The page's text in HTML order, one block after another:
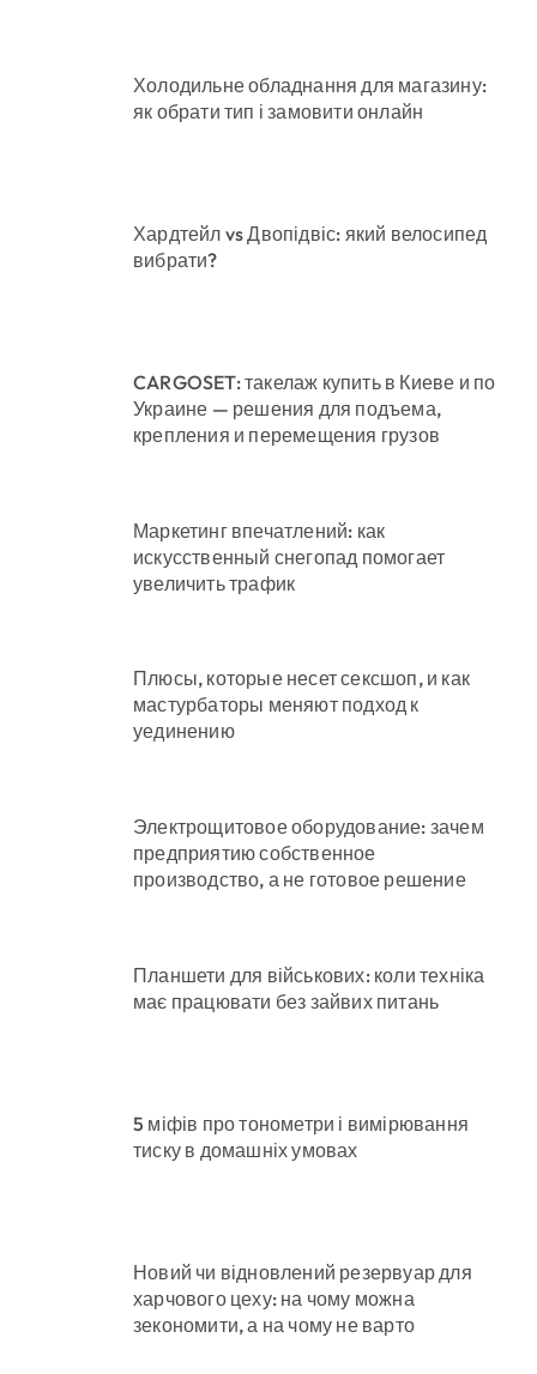
Холодильне обладнання для магазину:
як обрати тип і замовити онлайн
Хардтейл vs Двопідвіс: який велосипед
вибрати?
CARGOSET: такелаж купить в Киеве и по
Украине — решения для подъема,
крепления и перемещения грузов
Маркетинг впечатлений: как
искусственный снегопад помогает
увеличить трафик
Плюсы, которые несет сексшоп, и как
мастурбаторы меняют подход к
уединению
Электрощитовое оборудование: зачем
предприятию собственное
производство, а не готовое решение
Планшети для військових: коли техніка
має працювати без зайвих питань
5 міфів про тонометри і вимірювання
тиску в домашніх умовах
Новий чи відновлений резервуар для
харчового цеху: на чому можна
зекономити, а на чому не варто